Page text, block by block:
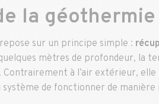
la géothermie
sur un principe simple :
mètres de profondeur, la
Contrairement à l’air extérieur,
de fonctionner de